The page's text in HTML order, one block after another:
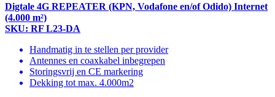
Digtale 4G REPEATER (KPN, Vodafone en/of Odido) Internet
(4.000 m²)
SKU: RF L23-DA
Handmatig in te stellen per provider
Antennes en coaxkabel inbegrepen
Storingsvrij en CE markering
Dekking tot max. 4.000m2